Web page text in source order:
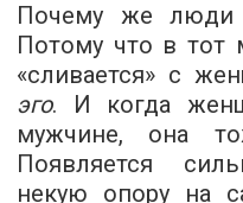
Почему же люди
Потому что в тот
«сливается» с
эго. И когда
мужчине, она
Появляется
некую опору на